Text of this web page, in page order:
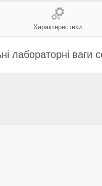
Характеристики
лабораторні